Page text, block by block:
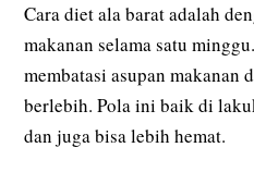
Cara diet ala barat adalah
makanan selama satu
membatasi asupan makanan
berlebih. Pola ini baik di
dan juga bisa lebih hemat.